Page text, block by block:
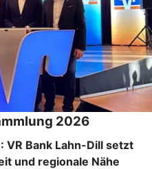
2026
Bank Lahn-Dill setzt
und regionale Nähe